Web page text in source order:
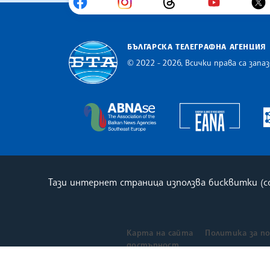
БЪЛГАРСКА ТЕЛЕГРАФНА АГЕНЦИЯ
© 2022 - 2026, Всички права са
The Assocoation of the
Карта на сайта
Политика за
достъпност
Тази интернет страница използва бисквитки